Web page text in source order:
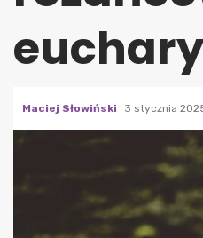
Maciej Słowiński 3 stycznia